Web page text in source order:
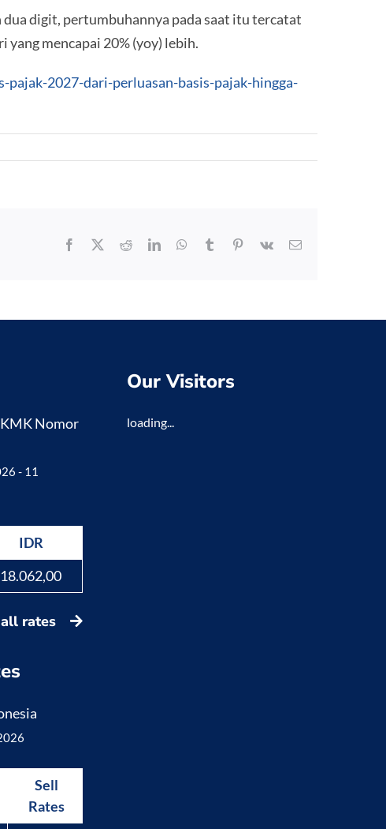
digit, pertumbuhannya pada saat itu tercatat
yang mencapai 20% (yoy) lebih.
2027-dari-perluasan-basis-pajak-hingga-
Facebook RedditLinkedInWhatsApp
Tumblr Pinterest
Vk Email
Nomor
- 11
IDR
18.062,00
rates
Sell
Rates
Our Visitors
loading...